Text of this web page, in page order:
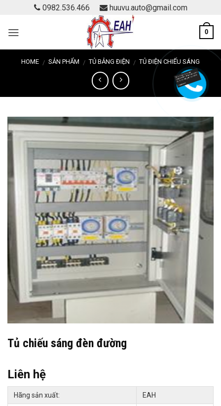
content
0982.536.466 huuvu.auto@gmail.com
0
HOME / SẢN PHẨM / TỦ BẢNG ĐIỆN / TỦ ĐIỆN CHIẾU SÁNG
Tủ chiếu sáng đèn đường
Liên hệ
Hãng sản xuất: EAH